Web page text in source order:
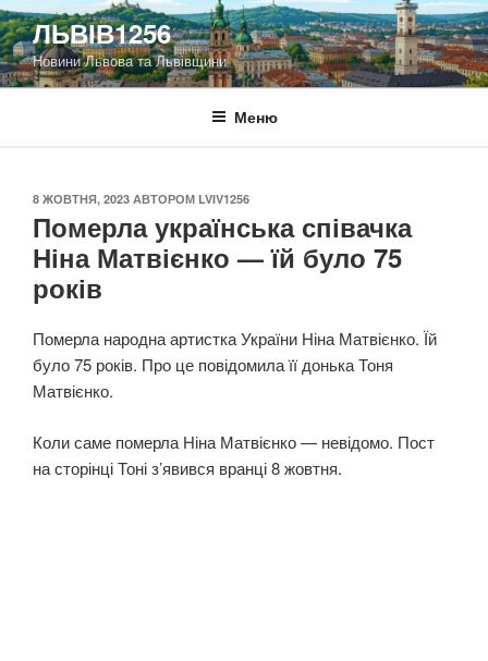
Перейти
до
вмісту
ЛЬВІВ1256
Новини Львова та Львівщини
Меню
ОПУБЛІКОВАНО
8 ЖОВТНЯ, 2023 АВТОРОМ LVIV1256
Померла українська співачка
Ніна Матвієнко — їй було 75
років
Померла народна артистка України Ніна Матвієнко. Їй
було 75 років. Про це повідомила її донька Тоня
Матвієнко.
Коли саме померла Ніна Матвієнко — невідомо. Пост
на сторінці Тоні з’явився вранці 8 жовтня.